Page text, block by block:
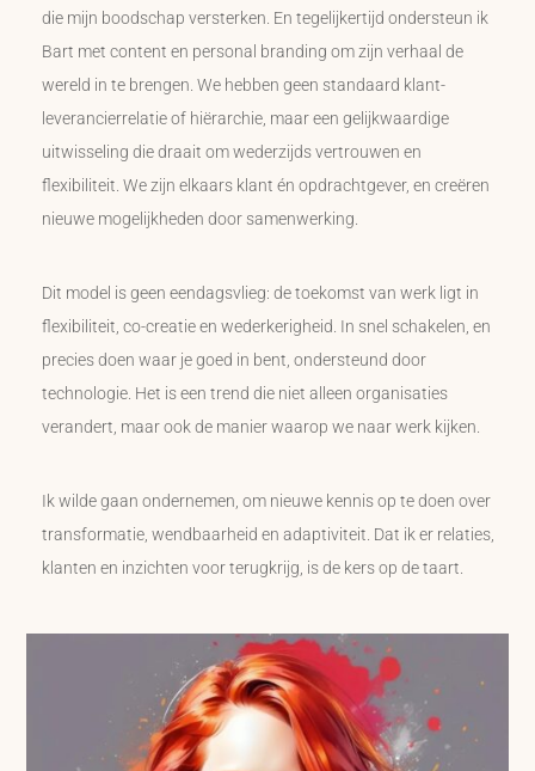
die mijn boodschap versterken. En tegelijkertijd ondersteun ik
Bart met content en personal branding om zijn verhaal de
wereld in te brengen. We hebben geen standaard klant-
leverancierrelatie of hiërarchie, maar een gelijkwaardige
uitwisseling die draait om wederzijds vertrouwen en
flexibiliteit. We zijn elkaars klant én opdrachtgever, en creëren
nieuwe mogelijkheden door samenwerking.
Dit model is geen eendagsvlieg: de toekomst van werk ligt in
flexibiliteit, co-creatie en wederkerigheid. In snel schakelen, en
precies doen waar je goed in bent, ondersteund door
technologie. Het is een trend die niet alleen organisaties
verandert, maar ook de manier waarop we naar werk kijken.
Ik wilde gaan ondernemen, om nieuwe kennis op te doen over
transformatie, wendbaarheid en adaptiviteit. Dat ik er relaties,
klanten en inzichten voor terugkrijg, is de kers op de taart.